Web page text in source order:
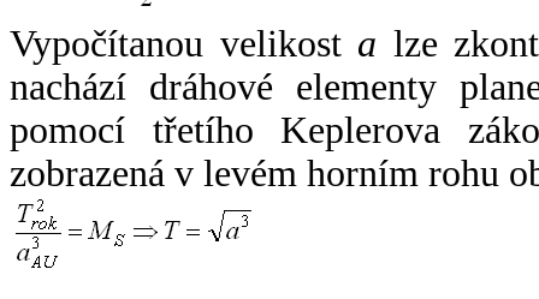
Vypočítanou velikost a lze
nachází dráhové elementy
pomocí třetího Keplerova
zobrazená v levém horním rohu